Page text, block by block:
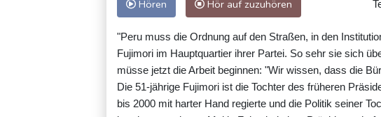
Hören Hör auf zuzuhören
"Peru muss die Ordnung auf den Straßen, in den
Fujimori im Hauptquartier ihrer Partei. So sehr sie sich
müsse jetzt die Arbeit beginnen: "Wir wissen, dass die
Die 51-jährige Fujimori ist die Tochter des früheren
bis 2000 mit harter Hand regierte und die Politik seiner